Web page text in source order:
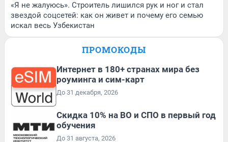
«Я не жалуюсь». Строитель лишился рук и ног и стал
звездой соцсетей: как он живет и почему его семью
искал весь Узбекистан
ПРОМОКОДЫ
Интернет в 180+ странах мира без
роуминга и сим-карт
До 31 декабря, 2026
Скидка 10% на ВО и СПО в первый год
обучения
До 31 августа, 2026